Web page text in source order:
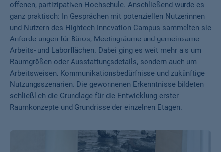
offenen, partizipativen Hochschule. Anschließend wurde es
ganz praktisch: In Gesprächen mit potenziellen Nutzerinnen
und Nutzern des Hightech Innovation Campus sammelten sie
Anforderungen für Büros, Meetingräume und gemeinsame
Arbeits- und Laborflächen. Dabei ging es weit mehr als um
Raumgrößen oder Ausstattungsdetails, sondern auch um
Arbeitsweisen, Kommunikationsbedürfnisse und zukünftige
Nutzungsszenarien. Die gewonnenen Erkenntnisse bildeten
schließlich die Grundlage für die Entwicklung erster
Raumkonzepte und Grundrisse der einzelnen Etagen.